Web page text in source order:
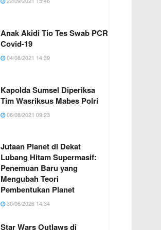
Anak Akidi Tio Tes Swab PCR
Covid-19
04/08/2021 14:39
Kapolda Sumsel Diperiksa
Tim Wasriksus Mabes Polri
06/08/2021 09:23
Jutaan Planet di Dekat
Lubang Hitam Supermasif:
Penemuan Baru yang
Mengubah Teori
Pembentukan Planet
30/06/2026 14:34
Star Wars Outlaws di